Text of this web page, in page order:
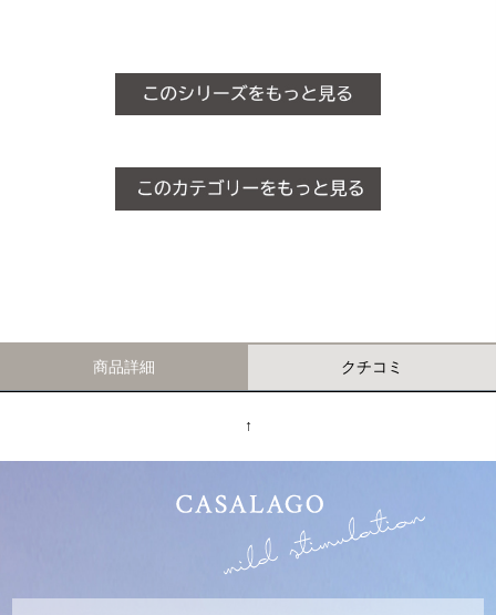
商品詳細 クチコミ
↑